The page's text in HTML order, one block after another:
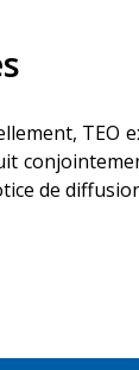
TEO
de